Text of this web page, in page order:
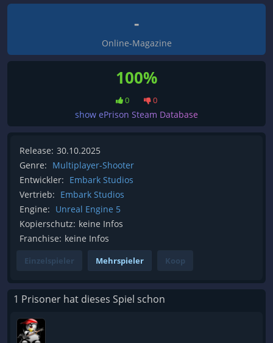
-
Online-Magazine
100%
0 0
show ePrison Steam Database
Release: 30.10.2025
Genre: Multiplayer-Shooter
Entwickler: Embark Studios
Vertrieb: Embark Studios
Engine: Unreal Engine 5
Kopierschutz: keine Infos
Franchise: keine Infos
Einzelspieler Mehrspieler Koop
1 Prisoner hat dieses Spiel schon